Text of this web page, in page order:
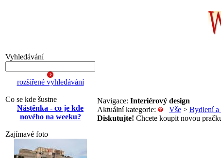
Vyhledávání
rozšířené vyhledávání
Co se kde šustne
Nástěnka - co je kde
nového na weeku?
Zajímavé foto
Navigace: Interiérový design
Aktuální kategorie: Vše > Bydlení a
Diskutujte! Chcete koupit novou